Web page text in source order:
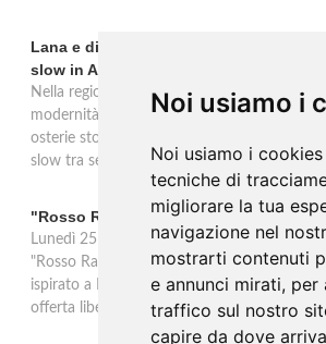
Noi usiamo i
Noi usiamo i
tecniche di
migliorare la tua
navigazione nel
mostrarti contenuti
e annunci mirati, per
traffico sul nostro
capire da dove
Lana e dintorni: Törggelen, vini
slow in Alto Adige
Nella regione di Lana in Alto Adige
modernità si fondono in un'esperienza
osterie storiche, vini da antiche tradizioni
slow tra sentieri delle rogge e produttori
"Rosso Rame" in scena a Collepasso il
Lunedì 25 agosto al Palazzo Baronale di
"Rosso Rame", spettacolo di Mary Negro e
ispirato a Dario Fo e Franca Rame. Ingresso
offerta libera alle ore 21.